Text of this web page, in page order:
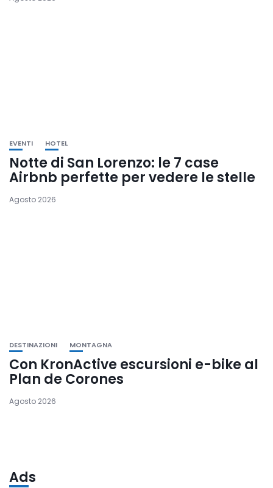
EVENTI HOTEL
Notte di San Lorenzo: le 7 case
Airbnb perfette per vedere le stelle
Agosto 2026
DESTINAZIONI MONTAGNA
Con KronActive escursioni e-bike al
Plan de Corones
Agosto 2026
Ads